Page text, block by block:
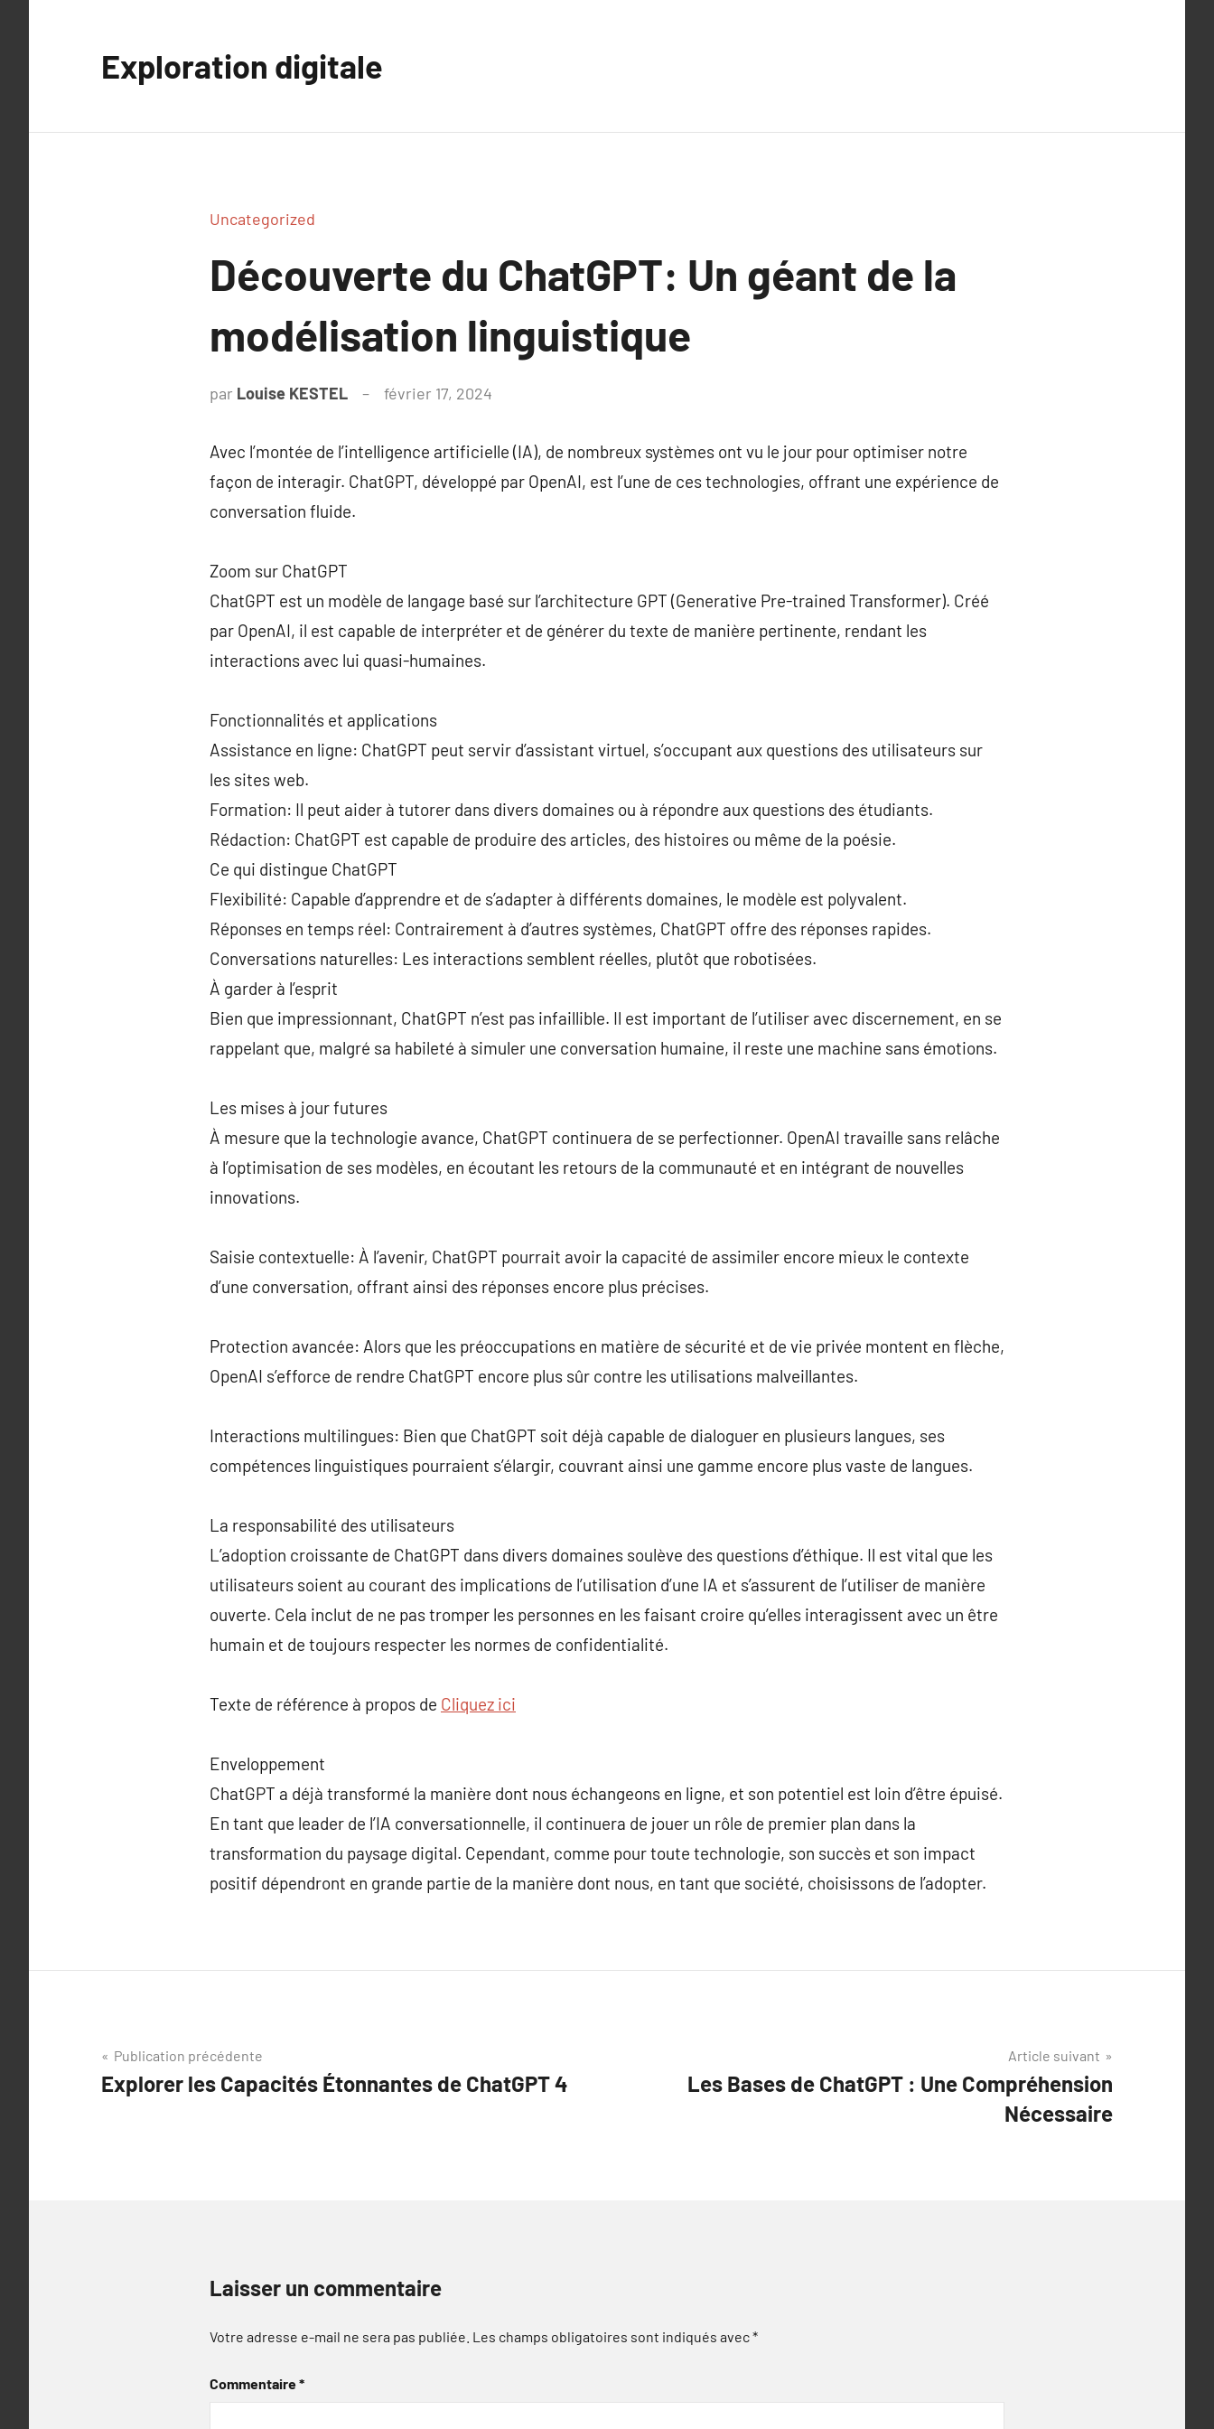
Exploration digitale
Uncategorized
Découverte du ChatGPT: Un géant de la
modélisation linguistique
par Louise KESTEL février 17, 2024
Avec l’montée de l’intelligence artificielle (IA), de nombreux systèmes ont vu le jour pour optimiser notre
façon de interagir. ChatGPT, développé par OpenAI, est l’une de ces technologies, offrant une expérience de
conversation fluide.
Zoom sur ChatGPT
ChatGPT est un modèle de langage basé sur l’architecture GPT (Generative Pre-trained Transformer). Créé
par OpenAI, il est capable de interpréter et de générer du texte de manière pertinente, rendant les
interactions avec lui quasi-humaines.
Fonctionnalités et applications
Assistance en ligne: ChatGPT peut servir d’assistant virtuel, s’occupant aux questions des utilisateurs sur
les sites web.
Formation: Il peut aider à tutorer dans divers domaines ou à répondre aux questions des étudiants.
Rédaction: ChatGPT est capable de produire des articles, des histoires ou même de la poésie.
Ce qui distingue ChatGPT
Flexibilité: Capable d’apprendre et de s’adapter à différents domaines, le modèle est polyvalent.
Réponses en temps réel: Contrairement à d’autres systèmes, ChatGPT offre des réponses rapides.
Conversations naturelles: Les interactions semblent réelles, plutôt que robotisées.
À garder à l’esprit
Bien que impressionnant, ChatGPT n’est pas infaillible. Il est important de l’utiliser avec discernement, en se
rappelant que, malgré sa habileté à simuler une conversation humaine, il reste une machine sans émotions.
Les mises à jour futures
À mesure que la technologie avance, ChatGPT continuera de se perfectionner. OpenAI travaille sans relâche
à l’optimisation de ses modèles, en écoutant les retours de la communauté et en intégrant de nouvelles
innovations.
Saisie contextuelle: À l’avenir, ChatGPT pourrait avoir la capacité de assimiler encore mieux le contexte
d’une conversation, offrant ainsi des réponses encore plus précises.
Protection avancée: Alors que les préoccupations en matière de sécurité et de vie privée montent en flèche,
OpenAI s’efforce de rendre ChatGPT encore plus sûr contre les utilisations malveillantes.
Interactions multilingues: Bien que ChatGPT soit déjà capable de dialoguer en plusieurs langues, ses
compétences linguistiques pourraient s’élargir, couvrant ainsi une gamme encore plus vaste de langues.
La responsabilité des utilisateurs
L’adoption croissante de ChatGPT dans divers domaines soulève des questions d’éthique. Il est vital que les
utilisateurs soient au courant des implications de l’utilisation d’une IA et s’assurent de l’utiliser de manière
ouverte. Cela inclut de ne pas tromper les personnes en les faisant croire qu’elles interagissent avec un être
humain et de toujours respecter les normes de confidentialité.
Texte de référence à propos de Cliquez ici
Enveloppement
ChatGPT a déjà transformé la manière dont nous échangeons en ligne, et son potentiel est loin d’être épuisé.
En tant que leader de l’IA conversationnelle, il continuera de jouer un rôle de premier plan dans la
transformation du paysage digital. Cependant, comme pour toute technologie, son succès et son impact
positif dépendront en grande partie de la manière dont nous, en tant que société, choisissons de l’adopter.
Navigation
de
Publication précédente
Explorer les Capacités Étonnantes de ChatGPT 4
Article suivant
Les Bases de ChatGPT : Une Compréhension
Nécessaire
Laisser un commentaire
Votre adresse e-mail ne sera pas publiée. Les champs obligatoires sont indiqués avec*
Commentaire*